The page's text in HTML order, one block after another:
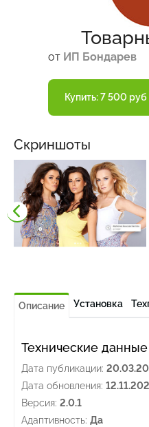
от ИП Бондарев
Купить: 7 500 руб
Скриншоты
Описание Установка
Технические данные
Дата публикации:
Дата обновления:
Версия: 2.0.1
Адаптивность: Да